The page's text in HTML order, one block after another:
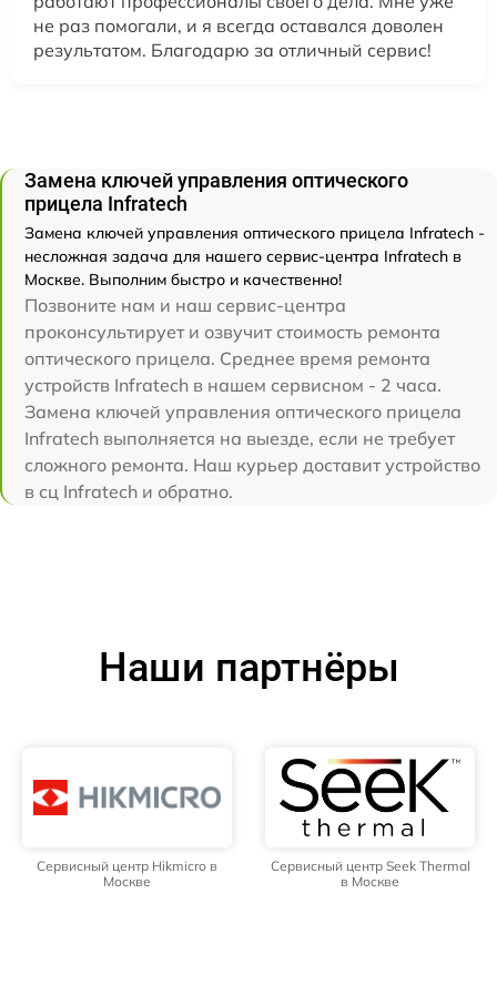
не раз помогали, и я всегда оставался доволен
результатом. Благодарю за отличный сервис!
Замена ключей управления оптического
прицела Infratech
Замена ключей управления оптического прицела Infratech -
несложная задача для нашего сервис-центра Infratech в
Москве. Выполним быстро и качественно!
Позвоните нам и наш сервис-центра
проконсультирует и озвучит стоимость ремонта
оптического прицела. Среднее время ремонта
устройств Infratech в нашем сервисном - 2 часа.
Замена ключей управления оптического прицела
Infratech выполняется на выезде, если не требует
сложного ремонта. Наш курьер доставит устройство
в сц Infratech и обратно.
Наши партнёры
Сервисный центр Hikmicro в
Москве
Сервисный центр Seek Thermal
в Москве